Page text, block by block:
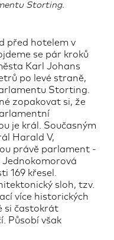
Storting.
před hotelem v
se pár kroků
Karl Johans
po levé straně,
Storting.
zopakovat si, že
je král. Současným
Harald V,
právě parlament -
169 křesel.
sloh, tzv.
více historických
si častokrát
Působí však